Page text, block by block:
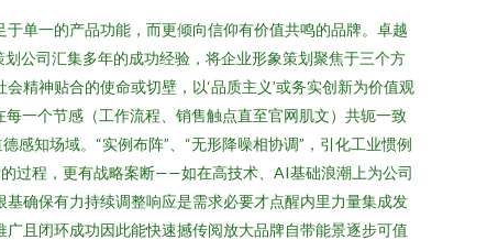
单一的产品功能，而更倾向信仰有价值共鸣的品牌。卓越
公司汇集多年的成功经验，将企业形象策划聚焦于三个方
精神贴合的使命或切壁，以‘品质主义’或务实创新为价值观
一个节感（工作流程、销售触点直至官网肌文）共轭一致
知场域。“实例布阵”、“无形降噪相协调”，引化工业惯例
过程，更有战略案断——如在高技术、AI基础浪潮上为公司
确保有力持续调整响应是需求必要才点醒内里力量集成发
且闭环成功因此能快速撼传阅放大品牌自带能景逐步可值